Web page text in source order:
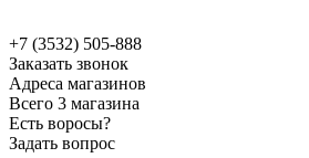
+7 (3532) 505-888
Заказать звонок
Адреса магазинов
Всего 3 магазина
Есть воросы?
Задать вопрос